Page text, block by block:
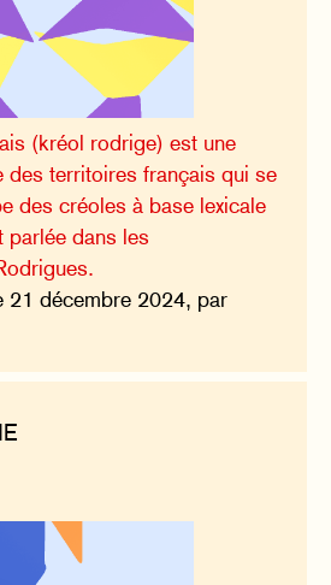
(kréol rodrige) est une
des territoires français qui se
des créoles à base lexicale
parlée dans les
21 décembre 2024, par